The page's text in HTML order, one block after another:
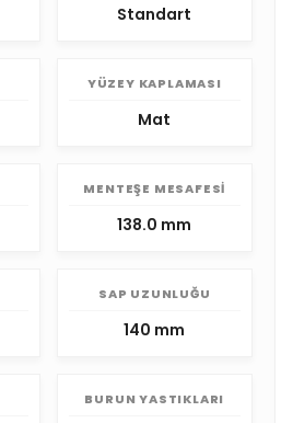
Standart
YÜZEY KAPLAMASI
Mat
MENTEŞE MESAFESI
138.0 mm
SAP UZUNLUĞU
140 mm
BURUN YASTIKLARI